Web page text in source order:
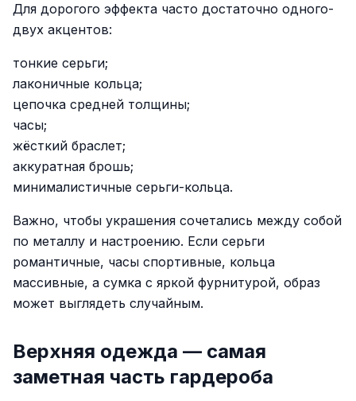
Для дорогого эффекта часто достаточно одного-
двух акцентов:
тонкие серьги;
лаконичные кольца;
цепочка средней толщины;
часы;
жёсткий браслет;
аккуратная брошь;
минималистичные серьги-кольца.
Важно, чтобы украшения сочетались между собой
по металлу и настроению. Если серьги
романтичные, часы спортивные, кольца
массивные, а сумка с яркой фурнитурой, образ
может выглядеть случайным.
Верхняя одежда — самая
заметная часть гардероба